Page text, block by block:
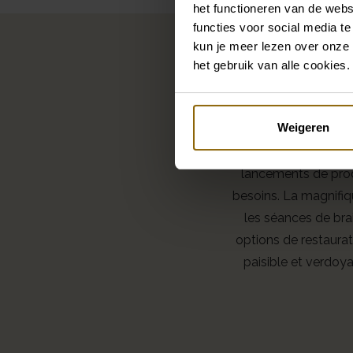
het functioneren van de
functies voor social media
kun je meer lezen over
het gebruik van alle cookies.
Weigeren
Castle East n’est
pour toutes sortes
lancements de
besoins. La
les séances de
options de
paisible et